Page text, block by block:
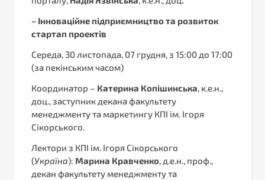
– Інноваційне підприємництво та розвиток
стартап проектів
Середа, 30 листопада, 07 грудня, з 15:00 до 17:00
(за пекінським часом)
Координатор – Катерина Копішинська, к.е.н.,
доц., заступник декана факультету
менеджменту та маркетингу КПІ ім. Ігоря
Сікорського.
Лектори з КПІ ім. Ігоря Сікорського
(Україна): Марина Кравченко, д.е.н., проф.,
декан факультету менеджменту та